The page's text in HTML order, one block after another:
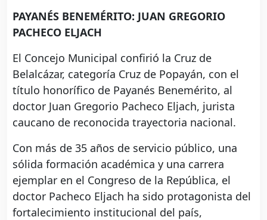
PAYANÉS BENEMÉRITO: JUAN GREGORIO
PACHECO ELJACH
El Concejo Municipal confirió la Cruz de
Belalcázar, categoría Cruz de Popayán, con el
título honorífico de Payanés Benemérito, al
doctor Juan Gregorio Pacheco Eljach, jurista
caucano de reconocida trayectoria nacional.
Con más de 35 años de servicio público, una
sólida formación académica y una carrera
ejemplar en el Congreso de la República, el
doctor Pacheco Eljach ha sido protagonista del
fortalecimiento institucional del país,